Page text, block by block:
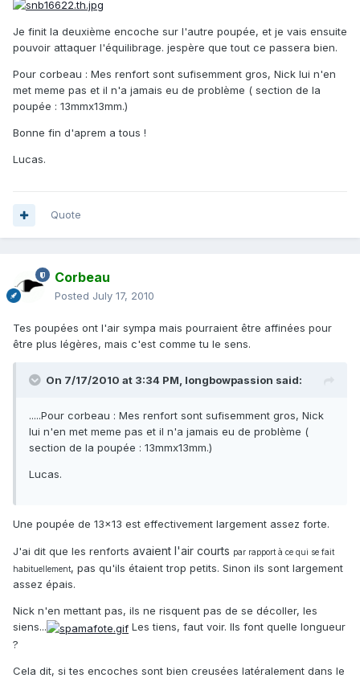
Je finit la deuxième encoche sur l'autre poupée, et je vais ensuite
pouvoir attaquer l'équilibrage. jespère que tout ce passera bien.
Pour corbeau : Mes renfort sont sufisemment gros, Nick lui n'en
met meme pas et il n'a jamais eu de problème ( section de la
poupée : 13mmx13mm.)
Bonne fin d'aprem a tous !
Lucas.
Quote
Corbeau
Posted July 17, 2010
Tes poupées ont l'air sympa mais pourraient être affinées pour
être plus légères, mais c'est comme tu le sens.
On 7/17/2010 at 3:34 PM, longbowpassion said:
.....Pour corbeau : Mes renfort sont sufisemment gros, Nick
lui n'en met meme pas et il n'a jamais eu de problème (
section de la poupée : 13mmx13mm.)
Lucas.
Une poupée de 13x13 est effectivement largement assez forte.
J'ai dit que les renforts avaient l'air courts par rapport à ce qui se fait
habituellement, pas qu'ils étaient trop petits. Sinon ils sont largement
assez épais.
Nick n'en mettant pas, ils ne risquent pas de se décoller, les
siens...
Les tiens, faut voir. Ils font quelle longueur
?
Cela dit, si tes encoches sont bien creusées latéralement dans le